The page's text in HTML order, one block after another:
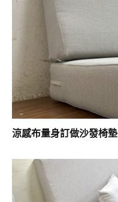
涼感布量身訂做沙發椅墊